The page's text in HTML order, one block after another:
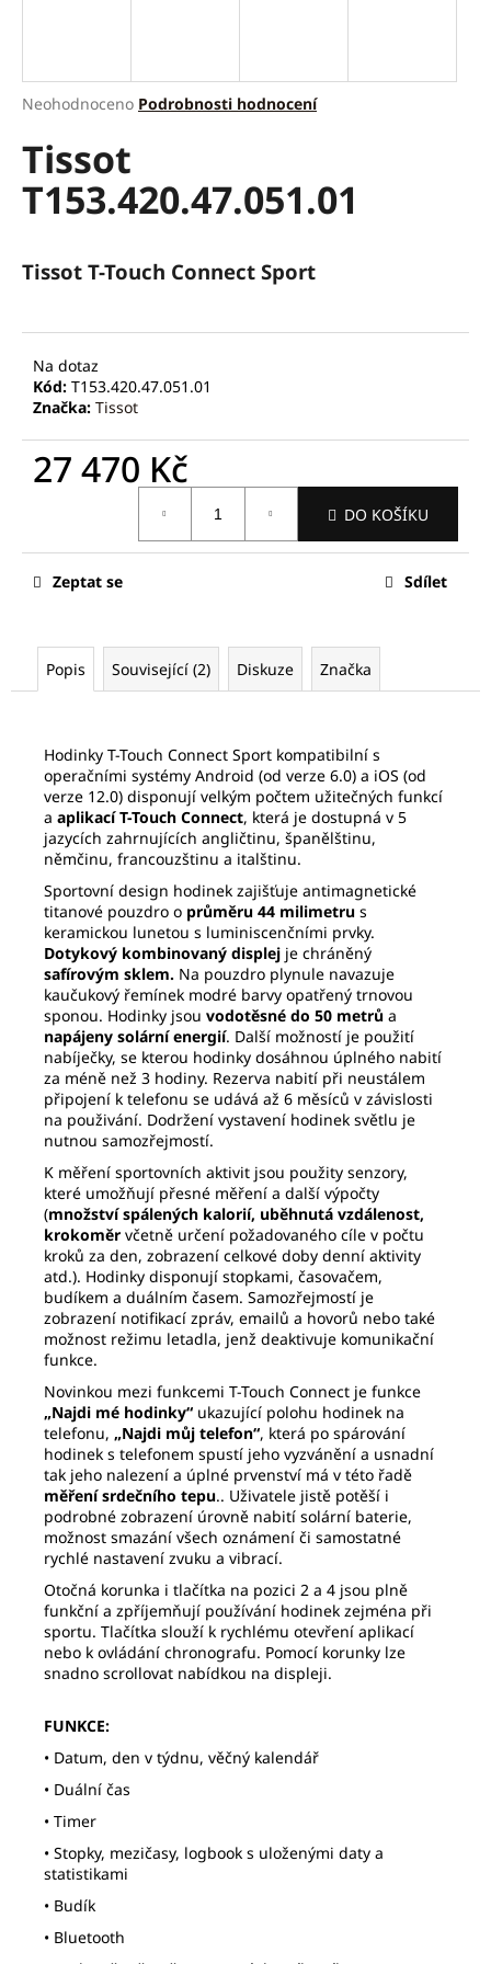
Průměrné
produktu
0,0
Neohodnoceno Podrobnosti hodnocení
Tissot
T153.420.47.051.01
Tissot T-Touch Connect Sport
Na dotaz
Kód: T153.420.47.051.01
Značka: Tissot
27 470 Kč
DO KOŠÍKU
Zeptat se Sdílet
Popis Související (2) Diskuze Značka
Hodinky T-Touch Connect Sport kompatibilní s
operačními systémy Android (od verze 6.0) a iOS (od
verze 12.0) disponují velkým počtem užitečných funkcí
a aplikací T-Touch Connect, která je dostupná v 5
jazycích zahrnujících angličtinu, španělštinu,
němčinu, francouzštinu a italštinu.
Sportovní design hodinek zajišťuje antimagnetické
titanové pouzdro o průměru 44 milimetru s
keramickou lunetou s luminiscenčními prvky.
Dotykový kombinovaný displej je chráněný
safírovým sklem. Na pouzdro plynule navazuje
kaučukový řemínek modré barvy opatřený trnovou
sponou. Hodinky jsou vodotěsné do 50 metrů a
napájeny solární energií. Další možností je použití
nabíječky, se kterou hodinky dosáhnou úplného nabití
za méně než 3 hodiny. Rezerva nabití při neustálem
připojení k telefonu se udává až 6 měsíců v závislosti
na použivání. Dodržení vystavení hodinek světlu je
nutnou samozřejmostí.
K měření sportovních aktivit jsou použity senzory,
které umožňují přesné měření a další výpočty
(množství spálených kalorií, uběhnutá vzdálenost,
krokoměr včetně určení požadovaného cíle v počtu
kroků za den, zobrazení celkové doby denní aktivity
atd.). Hodinky disponují stopkami, časovačem,
budíkem a duálním časem. Samozřejmostí je
zobrazení notifikací zpráv, emailů a hovorů nebo také
možnost režimu letadla, jenž deaktivuje komunikační
funkce.
Novinkou mezi funkcemi T-Touch Connect je funkce
„Najdi mé hodinky“ ukazující polohu hodinek na
telefonu, „Najdi můj telefon“, která po spárování
hodinek s telefonem spustí jeho vyzvánění a usnadní
tak jeho nalezení a úplné prvenství má v této řadě
měření srdečního tepu.. Uživatele jistě potěší i
podrobné zobrazení úrovně nabití solární baterie,
možnost smazání všech oznámení či samostatné
rychlé nastavení zvuku a vibrací.
Otočná korunka i tlačítka na pozici 2 a 4 jsou plně
funkční a zpříjemňují používání hodinek zejména při
sportu. Tlačítka slouží k rychlému otevření aplikací
nebo k ovládání chronografu. Pomocí korunky lze
snadno scrollovat nabídkou na displeji.
FUNKCE:
• Datum, den v týdnu, věčný kalendář
• Duální čas
• Timer
• Stopky, mezičasy, logbook s uloženými daty a
statistikami
• Budík
• Bluetooth
í
t
?
o
p
o
r
u
m
SEIKO
SPB381J1
780
Původně:
400